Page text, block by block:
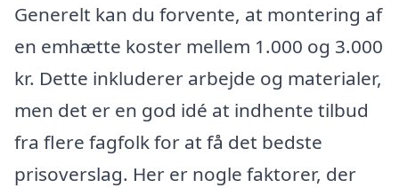
Generelt kan du forvente, at montering af
en emhætte koster mellem 1.000 og 3.000
kr. Dette inkluderer arbejde og materialer,
men det er en god idé at indhente tilbud
fra flere fagfolk for at få det bedste
prisoverslag. Her er nogle faktorer, der